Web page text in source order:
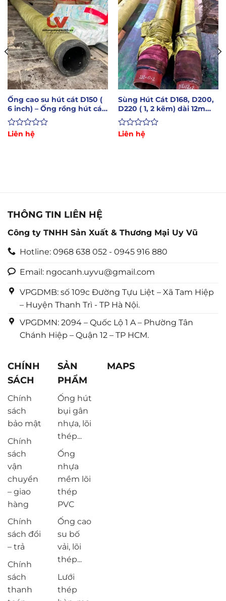
Ống cao su hút cát D150 (
6 inch) – Ống rồng hút cát
sỏi phi 150
Được
Liên hệ
Sùng Hút Cát D168, D200,
D220 ( 1, 2 kẽm) dài 12m
gắn 2 đầu sắt
Được
Liên hệ
THÔNG TIN LIÊN HỆ
Công ty TNHH Sản Xuất & Thương Mại Uy Vũ
Hotline: 0968 638 052 - 0945 916 880
Email: ngocanh.uyvu@gmail.com
VPGDMB: số 109c Đường Tựu Liệt – Xã Tam Hiệp
– Huyện Thanh Trì - TP Hà Nội.
VPGDMN: 2094 – Quốc Lộ 1 A – Phường Tân
Chánh Hiệp – Quận 12 – TP HCM.
CHÍNH
SÁCH
Chính
sách
bảo mật
Chính
sách
vận
chuyển
– giao
hàng
Chính
sách đổi
– trả
Chính
sách
thanh
SẢN
PHẨM
Ống hút
bụi gân
nhựa, lõi
thép...
Ống
nhựa
mềm lõi
thép
PVC
Ống cao
su bố
vải, lõi
thép...
Lưới
thép
MAPS